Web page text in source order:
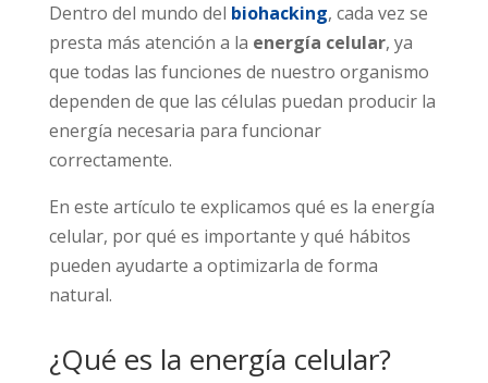
Dentro del mundo del biohacking, cada vez se
presta más atención a la energía celular, ya
que todas las funciones de nuestro organismo
dependen de que las células puedan producir la
energía necesaria para funcionar
correctamente.
En este artículo te explicamos qué es la energía
celular, por qué es importante y qué hábitos
pueden ayudarte a optimizarla de forma
natural.
¿Qué es la energía celular?